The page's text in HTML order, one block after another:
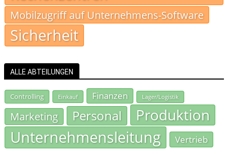
Mobilzugriff auf Unternehmens-Software
Sicherheit
ALLE ABTEILUNGEN
Controlling Einkauf Finanzen Lager/Logistik
Marketing Personal Produktion
Unternehmensleitung Vertrieb